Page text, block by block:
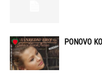
PONOVO